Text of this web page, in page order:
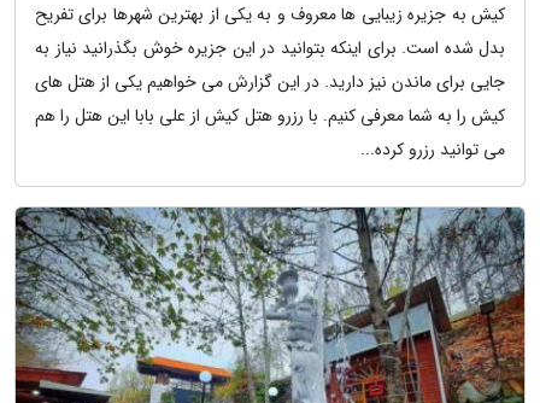
کیش به جزیره زیبایی ها معروف و به یکی از بهترین شهرها برای تفریح
بدل شده است. برای اینکه بتوانید در این جزیره خوش بگذرانید نیاز به
جایی برای ماندن نیز دارید. در این گزارش می خواهیم یکی از هتل های
کیش را به شما معرفی کنیم. با رزرو هتل کیش از علی بابا این هتل را هم
می توانید رزرو کرده...